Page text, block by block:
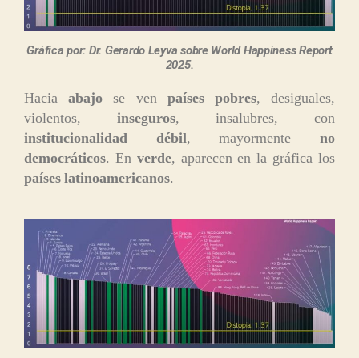
Gráfica por: Dr. Gerardo Leyva sobre World Happiness Report
2025.
Haciaabajo se ven países pobres, desiguales,
violentos, inseguros, insalubres, con
institucionalidad débil, mayormenteno
democráticos. En verde, aparecen en la gráfica los
países latinoamericanos.